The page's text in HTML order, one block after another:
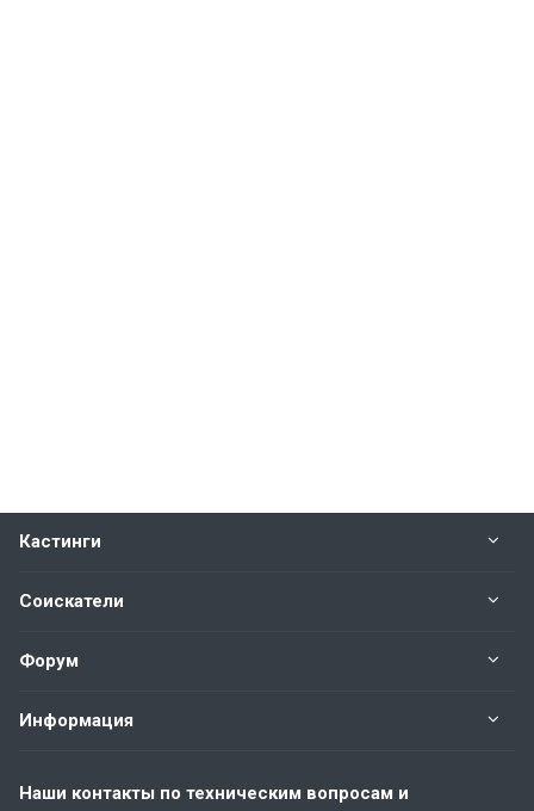
Кастинги
Соискатели
Форум
Информация
Наши контакты по техническим вопросам и